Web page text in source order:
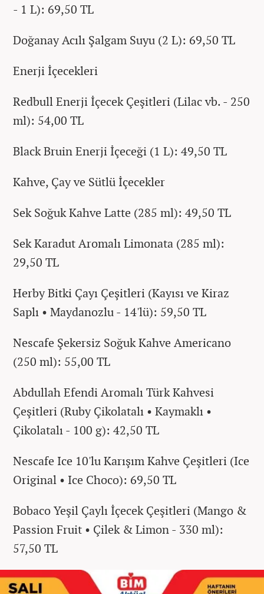
- 1 L): 69,50 TL
Doğanay Acılı Şalgam Suyu (2 L): 69,50 TL
Enerji İçecekleri
Redbull Enerji İçecek Çeşitleri (Lilac vb. - 250
ml): 54,00 TL
Black Bruin Enerji İçeceği (1 L): 49,50 TL
Kahve, Çay ve Sütlü İçecekler
Sek Soğuk Kahve Latte (285 ml): 49,50 TL
Sek Karadut Aromalı Limonata (285 ml):
29,50 TL
Herby Bitki Çayı Çeşitleri (Kayısı ve Kiraz
Saplı • Maydanozlu - 14'lü): 59,50 TL
Nescafe Şekersiz Soğuk Kahve Americano
(250 ml): 55,00 TL
Abdullah Efendi Aromalı Türk Kahvesi
Çeşitleri (Ruby Çikolatalı • Kaymaklı •
Çikolatalı - 100 g): 42,50 TL
Nescafe Ice 10'lu Karışım Kahve Çeşitleri (Ice
Original • Ice Choco): 69,50 TL
Bobaco Yeşil Çaylı İçecek Çeşitleri (Mango &
Passion Fruit • Çilek & Limon - 330 ml):
57,50 TL